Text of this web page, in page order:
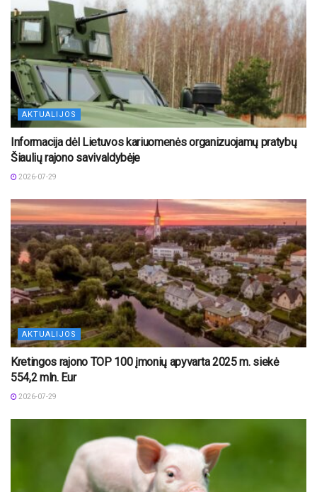
AKTUALIJOS
Informacija dėl Lietuvos kariuomenės organizuojamų pratybų
Šiaulių rajono savivaldybėje
2026-07-29
AKTUALIJOS
Kretingos rajono TOP 100 įmonių apyvarta 2025 m. siekė
554,2 mln. Eur
2026-07-29